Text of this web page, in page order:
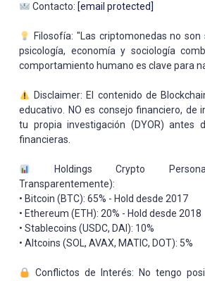
Contacto: [email protected]
Filosofía: "Las criptomonedas no
psicología, economía y sociología
comportamiento humano es clave para
Disclaimer: El contenido de
educativo. NO es consejo financiero, de
tu propia investigación (DYOR) antes
financieras.
Holdings Crypto
Transparentemente):
• Bitcoin (BTC): 65% - Hold desde 2017
• Ethereum (ETH): 20% - Hold desde 2018
• Stablecoins (USDC, DAI): 10%
• Altcoins (SOL, AVAX, MATIC, DOT): 5%
Conflictos de Interés: No tengo